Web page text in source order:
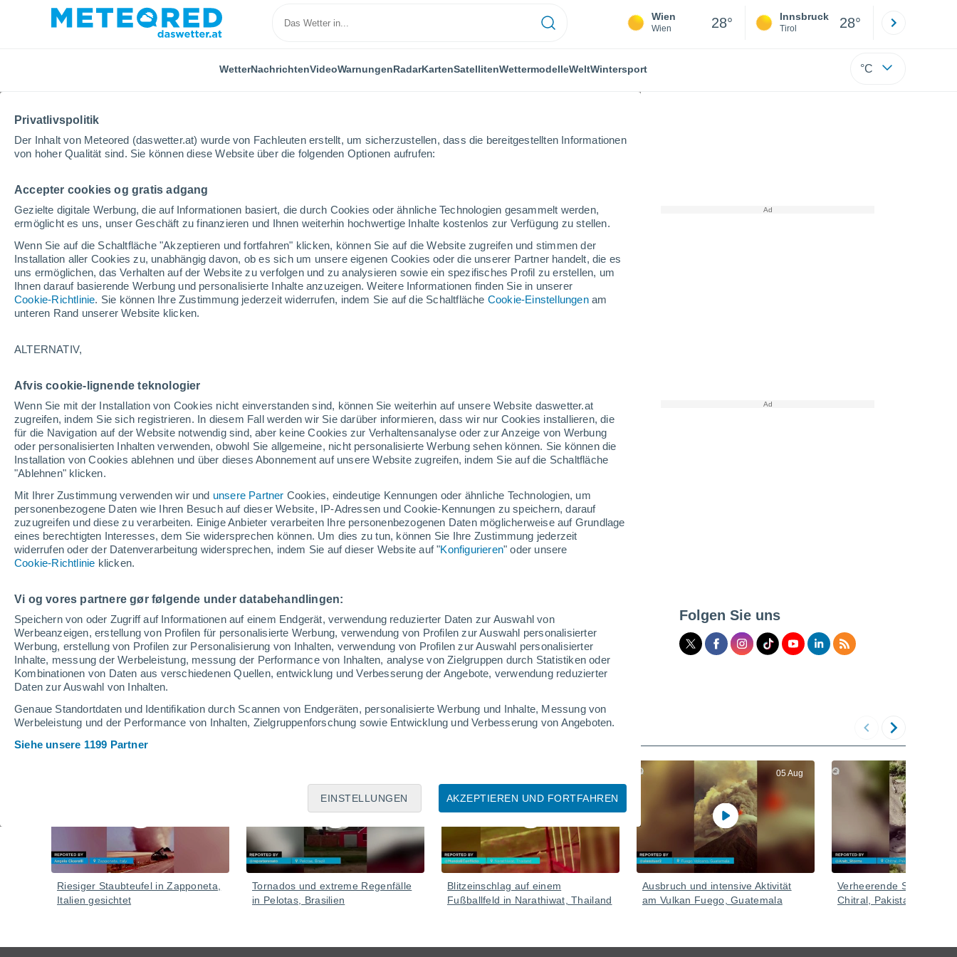
Privatlivspolitik
Der Inhalt von Meteored (daswetter.at) wurde von Fachleuten erstellt, um sicherzustellen, dass die bereitgestellten Informationen
von hoher Qualität sind. Sie können diese Website über die folgenden Optionen aufrufen:
Accepter cookies og gratis adgang
Gezielte digitale Werbung, die auf Informationen basiert, die durch Cookies oder ähnliche Technologien gesammelt werden,
ermöglicht es uns, unser Geschäft zu finanzieren und Ihnen weiterhin hochwertige Inhalte kostenlos zur Verfügung zu stellen.
Wenn Sie auf die Schaltfläche "Akzeptieren und fortfahren" klicken, können Sie auf die Website zugreifen und stimmen der
Installation aller Cookies zu, unabhängig davon, ob es sich um unsere eigenen Cookies oder die unserer Partner handelt, die es
uns ermöglichen, das Verhalten auf der Website zu verfolgen und zu analysieren sowie ein spezifisches Profil zu erstellen, um
Ihnen darauf basierende Werbung und personalisierte Inhalte anzuzeigen. Weitere Informationen finden Sie in unserer
Cookie-Richtlinie. Sie können Ihre Zustimmung jederzeit widerrufen, indem Sie auf die Schaltfläche Cookie-Einstellungenam
unteren Rand unserer Website klicken.
ALTERNATIV,
Afvis cookie-lignende teknologier
Wenn Sie mit der Installation von Cookies nicht einverstanden sind, können Sie weiterhin auf unsere Website daswetter.at
zugreifen, indem Sie sich registrieren. In diesem Fall werden wir Sie darüber informieren, dass wir nur Cookies installieren, die
für die Navigation auf der Website notwendig sind, aber keine Cookies zur Verhaltensanalyse oder zur Anzeige von Werbung
oder personalisierten Inhalten verwenden, obwohl Sie allgemeine, nicht personalisierte Werbung sehen können. Sie können die
Installation von Cookies ablehnen und über dieses Abonnement auf unsere Website zugreifen, indem Sie auf die Schaltfläche
"Ablehnen" klicken.
Mit Ihrer Zustimmung verwenden wir und unsere Partner Cookies, eindeutige Kennungen oder ähnliche Technologien, um
personenbezogene Daten wie Ihren Besuch auf dieser Website, IP-Adressen und Cookie-Kennungen zu speichern, darauf
zuzugreifen und diese zu verarbeiten. Einige Anbieter verarbeiten Ihre personenbezogenen Daten möglicherweise auf Grundlage
eines berechtigten Interesses, dem Sie widersprechen können. Um dies zu tun, können Sie Ihre Zustimmung jederzeit
widerrufen oder der Datenverarbeitung widersprechen, indem Sie auf dieser Website auf "Konfigurieren" oder unsere
Cookie-Richtlinie klicken.
Vi og vores partnere gør følgende under databehandlingen:
Speichern von oder Zugriff auf Informationen auf einem Endgerät, verwendung reduzierter Daten zur Auswahl von
Werbeanzeigen, erstellung von Profilen für personalisierte Werbung, verwendung von Profilen zur Auswahl personalisierter
Werbung, erstellung von Profilen zur Personalisierung von Inhalten, verwendung von Profilen zur Auswahl personalisierter
Inhalte, messung der Werbeleistung, messung der Performance von Inhalten, analyse von Zielgruppen durch Statistiken oder
Kombinationen von Daten aus verschiedenen Quellen, entwicklung und Verbesserung der Angebote, verwendung reduzierter
Daten zur Auswahl von Inhalten.
Genaue Standortdaten und Identifikation durch Scannen von Endgeräten, personalisierte Werbung und Inhalte, Messung von
Werbeleistung und der Performance von Inhalten, Zielgruppenforschung sowie Entwicklung und Verbesserung von Angeboten.
Siehe unsere 1199 Partner
AKZEPTIEREN UND FORTFAHREN
EINSTELLUNGEN
Wien
Wien 28° Innsbruck
Tirol 28°
WetterNachrichtenVideoWarnungenRadarKartenSatellitenWettermodelleWeltWintersport °C
Home Video Gletscherbruch in Talidas, Pakistan! Ein massiver Erdrutsch blockierte den Ghizer-Fluss und löste Hochwassergefahr aus
Gletscherbruch in Talidas, Pakistan! Ein
massiver Erdrutsch blockierte den Ghizer-Fluss
und löste Hochwassergefahr aus
Die Behörden haben Notfallteams entsandt, um die Deiche zu verstärken und den neu entstandenen See zu
überwachen. Die umliegenden Gemeinden sind weiterhin in höchster Alarmbereitschaft, da es zu
Überschwemmungen kommen könnte. Meteorologen warnen, dass bevorstehende Regenfälle die Situation
weiter verschlimmern könnten.
Folgen Sie uns
Video
Riesiger Staubteufel in Zapponeta,
Italien gesichtet
Tornados und extreme Regenfälle
in Pelotas, Brasilien
Blitzeinschlag auf einem
Fußballfeld in Narathiwat, Thailand
05 Aug
Ausbruch und intensive Aktivität
am Vulkan Fuego, Guatemala
Verheerende
Chitral, Pakistan